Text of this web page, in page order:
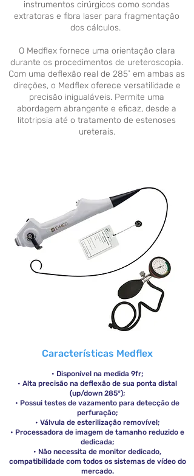
instrumentos cirúrgicos como sondas
extratoras e fibra laser para fragmentação
dos cálculos.
O Medflex fornece uma orientação clara
durante os procedimentos de ureteroscopia.
Com uma deflexão real de 285˚ em ambas as
direções, o Medflex oferece versatilidade e
precisão inigualáveis. Permite uma
abordagem abrangente e eficaz, desde a
litotripsia até o tratamento de estenoses
ureterais.
Características Medflex
• Disponível na medida 9fr;
• Alta precisão na deflexão de sua ponta distal
(up/down 285°);
• Possui testes de vazamento para detecção de
perfuração;
• Válvula de esterilização removível;
• Processadora de imagem de tamanho reduzido e
dedicada;
• Não necessita de monitor dedicado,
compatibilidade com todos os sistemas de vídeo do
mercado.